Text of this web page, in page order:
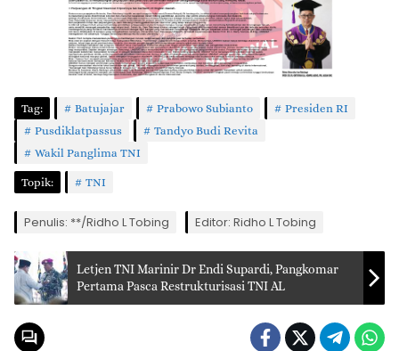
Tag: Batujajar Prabowo Subianto
Presiden RI
Pusdiklatpassus
Tandyo Budi Revita
Wakil Panglima TNI
Topik: TNI
Penulis: **/Ridho L Tobing Editor: Ridho L Tobing
Letjen TNI Marinir Dr Endi Supardi, Pangkomar
Pertama Pasca Restrukturisasi TNI AL